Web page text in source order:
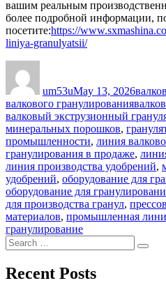
вашим реальным
более подробной информации,
посетите:https://
liniya-granulyatsii/
um53uMay 13, 2026
валкового гранулированияTags
валковый экструзионный
минеральных порошков,
промышленности, линия
гранулирования в продаже,
линия производства удобрений,
удобрений, оборудование для
оборудование для
для производства гранул,
материалов, промышленная
гранулирование
Search
for:
Search
Recent Posts